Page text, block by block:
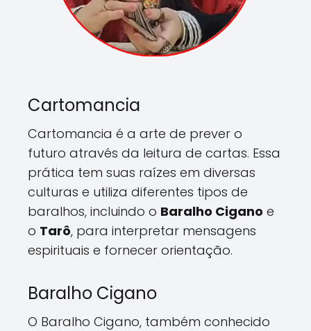
Cartomancia
Cartomancia é a arte de prever o
futuro através da leitura de cartas. Essa
prática tem suas raízes em diversas
culturas e utiliza diferentes tipos de
baralhos, incluindo o Baralho Cigano e
o Tarô, para interpretar mensagens
espirituais e fornecer orientação.
Baralho Cigano
O Baralho Cigano, também conhecido